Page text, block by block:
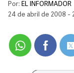
Por: EL INFORMADOR
24 de abril de 2008 -